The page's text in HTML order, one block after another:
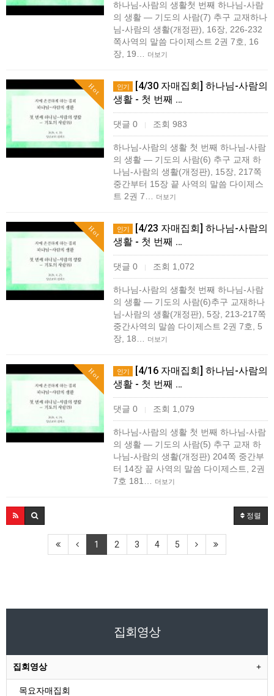
하나님-사람의 생활첫 번째 하나님-사람
의 생활 ― 기도의 사람(7) 추구 교재하나
님-사람의 생활(개정판), 16장, 226-232
쪽사역의 말씀 다이제스트 2권 7호, 16
장, 19…
더보기
Hot 인기
[4/30 자매집회] 하나님-사람의
생활 - 첫 번째 …
댓글 0 | 조회 983
하나님-사람의 생활 첫 번째 하나님-사람
의 생활 ― 기도의 사람(6) 추구 교재 하
나님-사람의 생활(개정판), 15장, 217쪽
중간부터 15장 끝 사역의 말씀 다이제스
트 2권 7…
더보기
Hot 인기
[4/23 자매집회] 하나님-사람의
생활 - 첫 번째 …
댓글 0 | 조회 1,072
하나님-사람의 생활첫 번째 하나님-사람
의 생활 ― 기도의 사람(6)추구 교재하나
님-사람의 생활(개정판), 5장, 213-217쪽
중간사역의 말씀 다이제스트 2권 7호, 5
장, 18…
더보기
Hot 인기
[4/16 자매집회] 하나님-사람의
생활 - 첫 번째 …
댓글 0 | 조회 1,079
하나님-사람의 생활 첫 번째 하나님-사람
의 생활 ― 기도의 사람(5) 추구 교재 하
나님-사람의 생활(개정판) 204쪽 중간부
터 14장 끝 사역의 말씀 다이제스트, 2권
7호 181…
더보기
정렬
1 2 3 4 5
집회영상
집회영상
목요자매집회